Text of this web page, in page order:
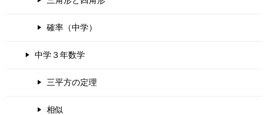
確率（中学）
中学３年数学
三平方の定理
相似